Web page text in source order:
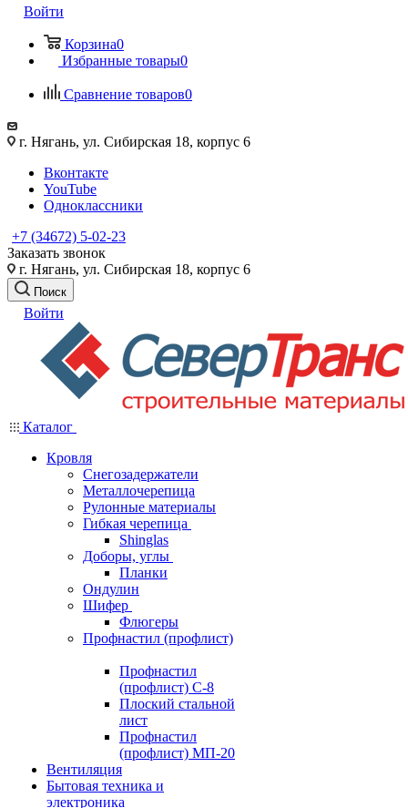
Войти
Корзина0
Избранные товары0
Сравнение товаров0
г. Нягань, ул. Сибирская 18, корпус 6
Вконтакте
YouTube
Одноклассники
+7 (34672) 5-02-23
Заказать звонок
г. Нягань, ул. Сибирская 18, корпус 6
Поиск
Войти
Каталог
Кровля
Снегозадержатели
Металлочерепица
Рулонные материалы
Гибкая черепица
Shinglas
Доборы, углы
Планки
Ондулин
Шифер
Флюгеры
Профнастил (профлист)
Профнастил
(профлист) С-8
Плоский стальной
лист
Профнастил
(профлист) МП-20
Вентиляция
Бытовая техника и
электроника